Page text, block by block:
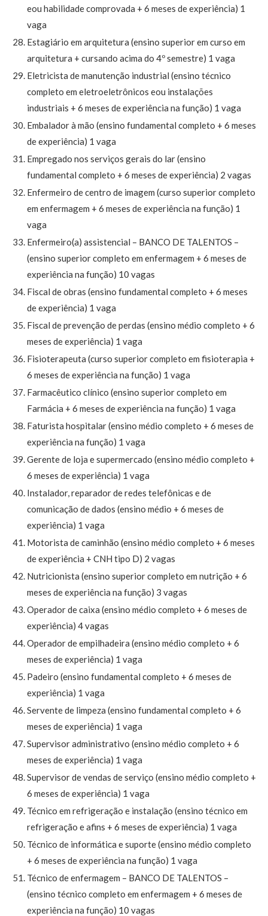
eou habilidade comprovada + 6 meses de experiência) 1
vaga
Estagiário em arquitetura (ensino superior em curso em
arquitetura + cursando acima do 4º semestre) 1 vaga
Eletricista de manutenção industrial (ensino técnico
completo em eletroeletrônicos eou instalações
industriais + 6 meses de experiência na função) 1 vaga
Embalador à mão (ensino fundamental completo + 6 meses
de experiência) 1 vaga
Empregado nos serviços gerais do lar (ensino
fundamental completo + 6 meses de experiência) 2 vagas
Enfermeiro de centro de imagem (curso superior completo
em enfermagem + 6 meses de experiência na função) 1
vaga
Enfermeiro(a) assistencial – BANCO DE TALENTOS –
(ensino superior completo em enfermagem + 6 meses de
experiência na função) 10 vagas
Fiscal de obras (ensino fundamental completo + 6 meses
de experiência) 1 vaga
Fiscal de prevenção de perdas (ensino médio completo + 6
meses de experiência) 1 vaga
Fisioterapeuta (curso superior completo em fisioterapia +
6 meses de experiência na função) 1 vaga
Farmacêutico clínico (ensino superior completo em
Farmácia + 6 meses de experiência na função) 1 vaga
Faturista hospitalar (ensino médio completo + 6 meses de
experiência na função) 1 vaga
Gerente de loja e supermercado (ensino médio completo +
6 meses de experiência) 1 vaga
Instalador, reparador de redes telefônicas e de
comunicação de dados (ensino médio + 6 meses de
experiência) 1 vaga
Motorista de caminhão (ensino médio completo + 6 meses
de experiência + CNH tipo D) 2 vagas
Nutricionista (ensino superior completo em nutrição + 6
meses de experiência na função) 3 vagas
Operador de caixa (ensino médio completo + 6 meses de
experiência) 4 vagas
Operador de empilhadeira (ensino médio completo + 6
meses de experiência) 1 vaga
Padeiro (ensino fundamental completo + 6 meses de
experiência) 1 vaga
Servente de limpeza (ensino fundamental completo + 6
meses de experiência) 1 vaga
Supervisor administrativo (ensino médio completo + 6
meses de experiência) 1 vaga
Supervisor de vendas de serviço (ensino médio completo +
6 meses de experiência) 1 vaga
Técnico em refrigeração e instalação (ensino técnico em
refrigeração e afins + 6 meses de experiência) 1 vaga
Técnico de informática e suporte (ensino médio completo
+ 6 meses de experiência na função) 1 vaga
Técnico de enfermagem – BANCO DE TALENTOS –
(ensino técnico completo em enfermagem + 6 meses de
experiência na função) 10 vagas